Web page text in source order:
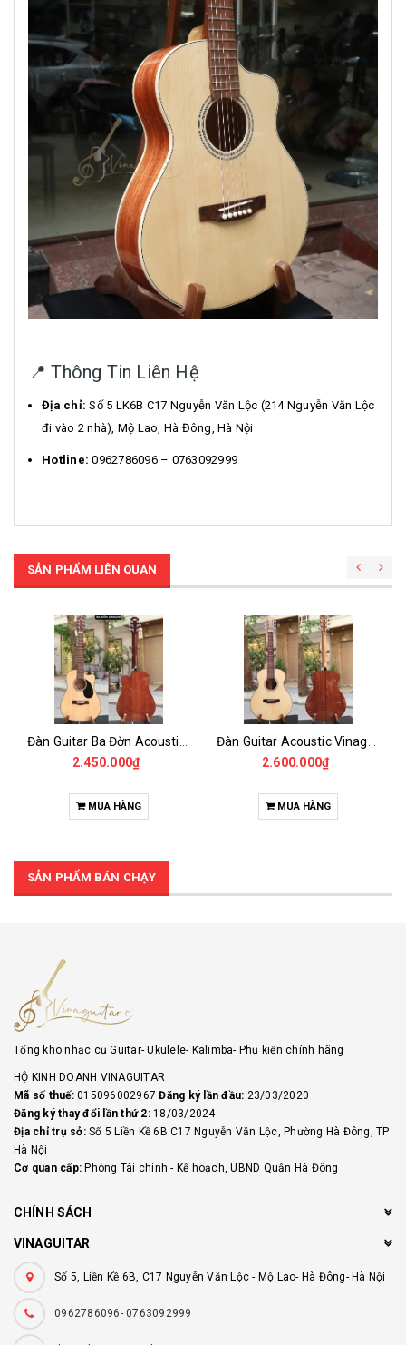
📍 Thông Tin Liên Hệ
Địa chỉ: Số 5 LK6B C17 Nguyễn Văn Lộc (214 Nguyễn Văn Lộc
đi vào 2 nhà), Mộ Lao, Hà Đông, Hà Nội
Hotline: 0962786096 – 0763092999
SẢN PHẨM LIÊN QUAN
2.450.000₫
MUA HÀNG
2.600.000₫
MUA HÀNG
SẢN PHẨM BÁN CHẠY
Tổng kho nhạc cụ Guitar- Ukulele- Kalimba- Phụ kiện chính hãng
HỘ KINH DOANH VINAGUITAR
Mã số thuế:015096002967Đăng ký lần đầu: 23/03/2020
Đăng ký thay đổi lần thứ 2:18/03/2024
Địa chỉ trụ sở:Số 5 Liền Kề 6B C17 Nguyễn Văn Lộc, Phường Hà Đông, TP
Hà Nội
Cơ quan cấp: Phòng Tài chính - Kế hoạch, UBND Quận Hà Đông
CHÍNH SÁCH
VINAGUITAR
Số 5, Liền Kề 6B, C17 Nguyễn Văn Lộc - Mộ Lao- Hà Đông- Hà Nội
0962786096- 0763092999